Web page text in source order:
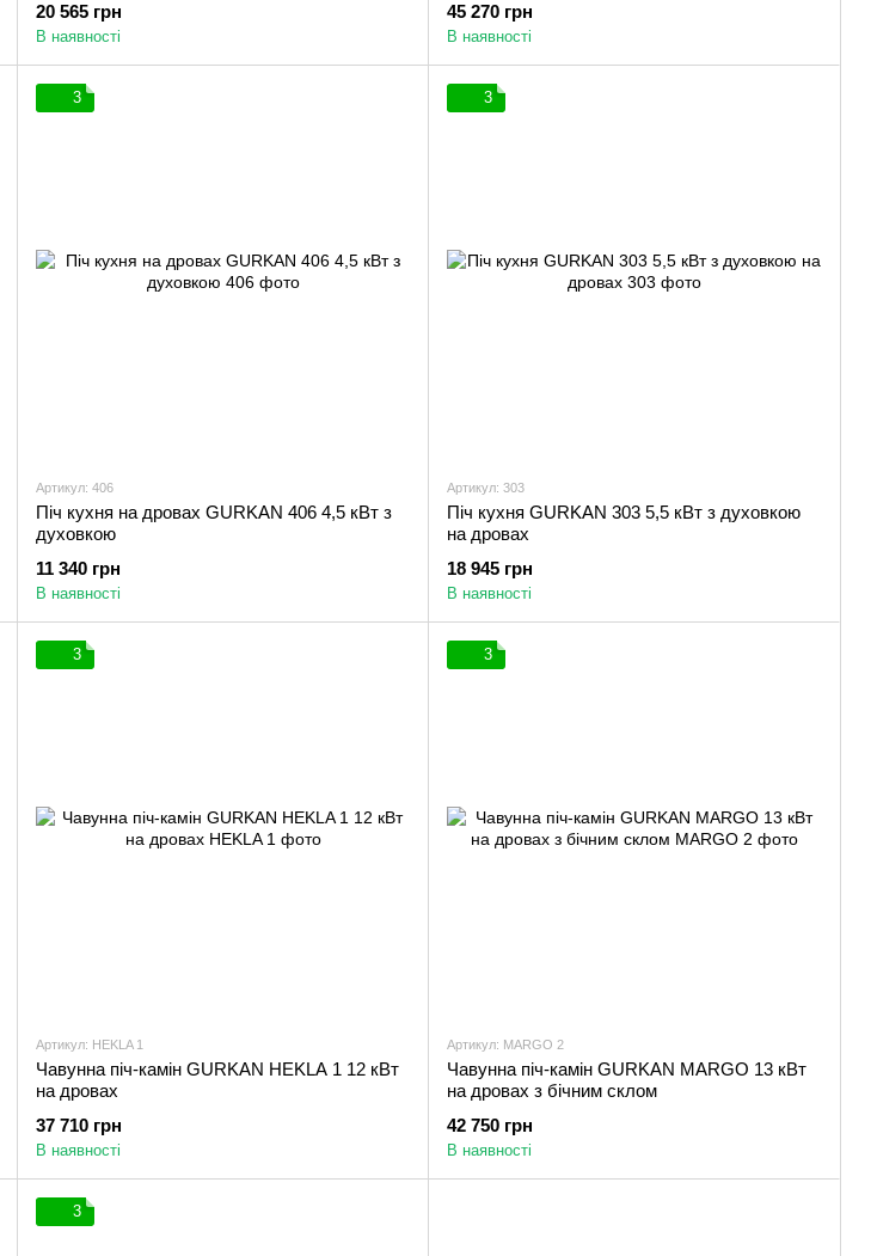
20 565 грн
В наявності
45 270 грн
В наявності
3
Артикул: 406
Піч кухня на дровах GURKAN 406 4,5 кВт з
духовкою
11 340 грн
В наявності
3
Артикул: 303
Піч кухня GURKAN 303 5,5 кВт з духовкою
на дровах
18 945 грн
В наявності
3
Артикул: HEKLA 1
Чавунна піч-камін GURKAN HEKLA 1 12 кВт
на дровах
37 710 грн
В наявності
3
Артикул: MARGO 2
Чавунна піч-камін GURKAN MARGO 13 кВт
на дровах з бічним склом
42 750 грн
В наявності
3